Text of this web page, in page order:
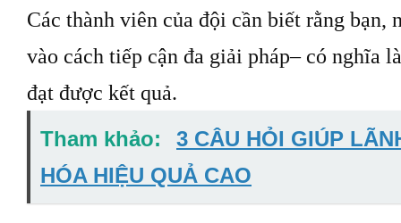
Các thành viên của đội cần biết rằng bạn,
vào cách tiếp cận đa giải pháp– có nghĩa
đạt được kết quả.
Tham khảo:
3 CÂU HỎI GIÚP
HÓA HIỆU QUẢ CAO